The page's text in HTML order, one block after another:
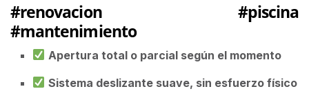
#renovacion #piscina
#mantenimiento
Apertura total o parcial según el momento
Sistema deslizante suave, sin esfuerzo físico